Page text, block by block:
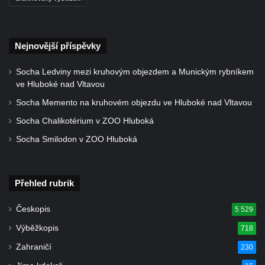
Rozhledna na hradě Oybin
Stříbrníku
Vyhlídka Belvedér
Rozhledna na Skřivánčím vrchu u Málkova
Rozhledna Schlechteberg
Rozhledna Na Stráži (Sloup v Čechách)
Rozhledna Diana v Karlových Varech
Rozhledna Vlčí hora
Nejnovější příspěvky
Socha Ledviny mezi kruhovým objezdem a Munickým rybníkem
ve Hluboké nad Vltavou
Socha Memento na kruhovém objezdu ve Hluboké nad Vltavou
Socha Chalikotérium v ZOO Hluboká
Socha Smilodon v ZOO Hluboká
Přehled rubrik
Českopis 5 529
Výběžkopis 718
Zahraničí 230